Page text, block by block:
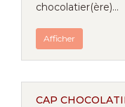
chocolatier(ère)...
Afficher
CAP